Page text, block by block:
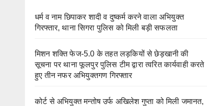
धर्म व नाम छिपाकर शादी व दुष्कर्म करने वाला अभियुक्त
गिरफ्तार, थाना सिगरा पुलिस को मिली बड़ी सफलता
मिशन शक्ति फेज-5.0 के तहत लड़कियों से छेड़खानी की
सूचना पर थाना फूलपुर पुलिस टीम द्वारा त्वरित कार्यवाही करते
हुए तीन नफर अभियुक्तगण गिरफ्तार
कोर्ट से अभियुक्त मन्तोष उर्फ अखिलेश गुप्ता को मिली जमानत,